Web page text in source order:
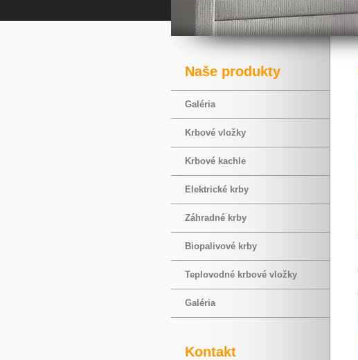
Naše produkty
Galéria
Krbové vložky
Krbové kachle
Elektrické krby
Záhradné krby
Biopalivové krby
Teplovodné krbové vložky
Galéria
Kontakt